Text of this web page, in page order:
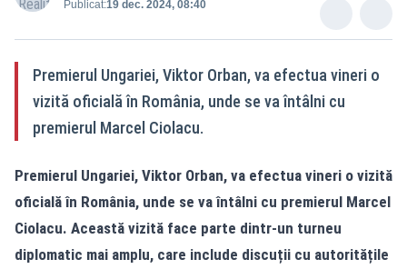
Publicat:19 dec. 2024, 08:40
Premierul Ungariei, Viktor Orban, va efectua vineri o
vizită oficială în România, unde se va întâlni cu
premierul Marcel Ciolacu.
Premierul Ungariei, Viktor Orban, va efectua vineri o vizită
oficială în România, unde se va întâlni cu premierul Marcel
Ciolacu. Această vizită face parte dintr-un turneu
diplomatic mai amplu, care include discuții cu autoritățile